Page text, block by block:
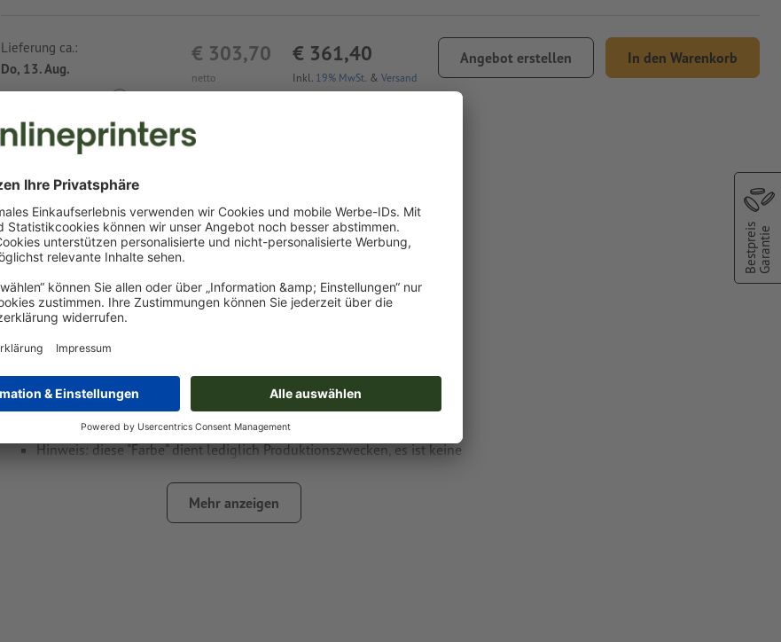
netto
€ 303,70
Inkl. 19% MwSt. & Versand
€ 361,40 Angebot erstellen In den Warenkorb
Lieferung ca.:
Do, 13. Aug.
Gewicht: ca.2,5 kg
Druckdatenhinweise Schreibtischuhr Trondheim
Datenformat:6 x 4 cm
Legen Sie ein weiteres Farbfeld an und weisen Sie derLasergravur
entsprechende Farbe zu.
Benennung des Farbfelds: "Laser"
Farbtyp: Vollton
Farbwert: frei wählbar
Hinweis: diese "Farbe" dient lediglich Produktionszwecken, es ist keine
Das druckfertige PDF darf nur Vektoren enthalten; JPEG- oder TIFF-
Bilder und -Vorlagen sind nicht geeignet
Mehr anzeigen
BestpreisGarantie